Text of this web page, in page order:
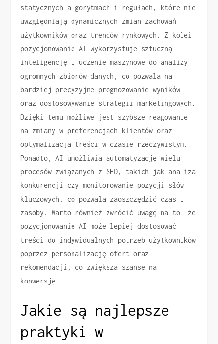
statycznych algorytmach i regułach, które nie
uwzględniają dynamicznych zmian zachowań
użytkowników oraz trendów rynkowych. Z kolei
pozycjonowanie AI wykorzystuje sztuczną
inteligencję i uczenie maszynowe do analizy
ogromnych zbiorów danych, co pozwala na
bardziej precyzyjne prognozowanie wyników
oraz dostosowywanie strategii marketingowych.
Dzięki temu możliwe jest szybsze reagowanie
na zmiany w preferencjach klientów oraz
optymalizacja treści w czasie rzeczywistym.
Ponadto, AI umożliwia automatyzację wielu
procesów związanych z SEO, takich jak analiza
konkurencji czy monitorowanie pozycji słów
kluczowych, co pozwala zaoszczędzić czas i
zasoby. Warto również zwrócić uwagę na to, że
pozycjonowanie AI może lepiej dostosować
treści do indywidualnych potrzeb użytkowników
poprzez personalizację ofert oraz
rekomendacji, co zwiększa szanse na
konwersję.
Jakie są najlepsze
praktyki w